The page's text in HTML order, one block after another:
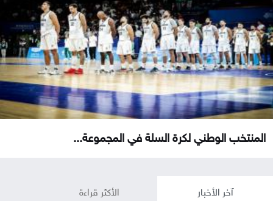
المنتخب الوطني لكرة السلة في المجموعة...
آخر الأخبار الأكثر قراءة